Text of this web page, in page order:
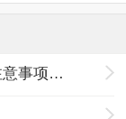
2021年曲阜师范大学报考点（3770）注意事项（重要）